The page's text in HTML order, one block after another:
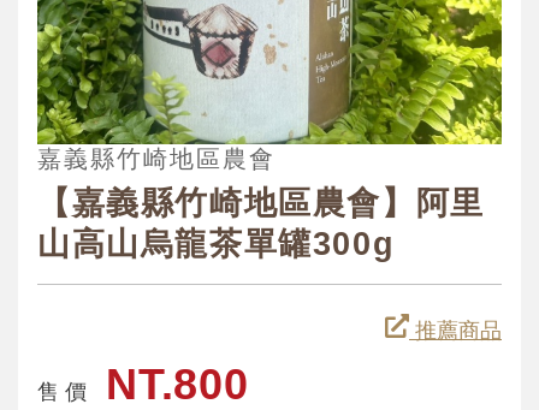
嘉義縣竹崎地區農會
【嘉義縣竹崎地區農會】阿里
山高山烏龍茶單罐300g
推薦商品
售 價 NT.800